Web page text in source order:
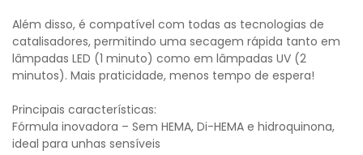
Além disso, é compatível com todas as tecnologias de
catalisadores, permitindo uma secagem rápida tanto em
lâmpadas LED (1 minuto) como em lâmpadas UV (2
minutos). Mais praticidade, menos tempo de espera!
Principais características:
Fórmula inovadora – Sem HEMA, Di-HEMA e hidroquinona,
ideal para unhas sensíveis